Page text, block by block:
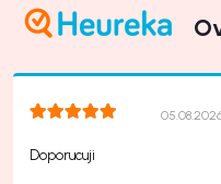
Doporucuji